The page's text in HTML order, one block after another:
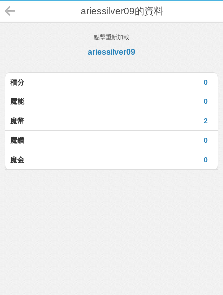
ariessilver09的資料
點擊重新加載
ariessilver09
0
積分
0
魔能
2
魔幣
0
魔鑽
0
魔金